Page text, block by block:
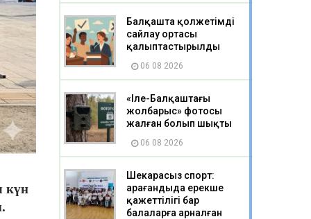
күн
Балқашта қолжетімді
сайлау ортасы
қалыптастырылды
06 08 2026
«Іле-Балқаштағы
жолбарыс» фотосы
жалған болып шықты
06 08 2026
Шекарасыз спорт:
Қарағандыда ерекше
қажеттілігі бар
балаларға арналған